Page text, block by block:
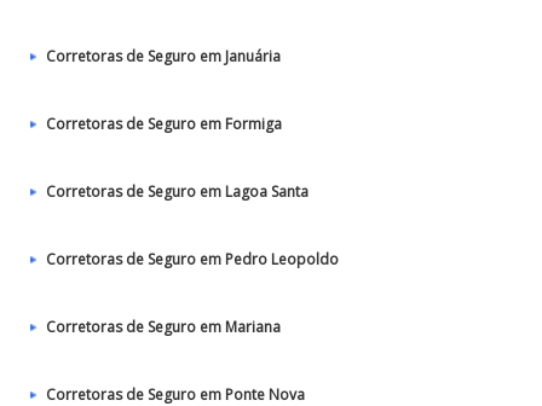
Corretoras de Seguro em Januária
Corretoras de Seguro em Formiga
Corretoras de Seguro em Lagoa Santa
Corretoras de Seguro em Pedro Leopoldo
Corretoras de Seguro em Mariana
Corretoras de Seguro em Ponte Nova